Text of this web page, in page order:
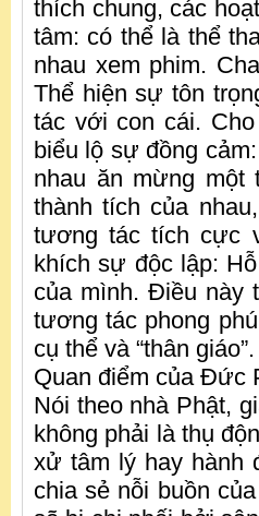
thích chung, các
tâm: có thể là thể
nhau xem phim.
Thể hiện sự tôn
tác với con cái.
biểu lộ sự đồng
nhau ăn mừng một
thành tích của
tương tác tích cực
khích sự độc lập:
của mình. Điều này
tương tác phong
cụ thể và “thân giáo”.
Quan điểm của Đức
Nói theo nhà Phật,
không phải là thụ
xử tâm lý hay hành
chia sẻ nỗi buồn